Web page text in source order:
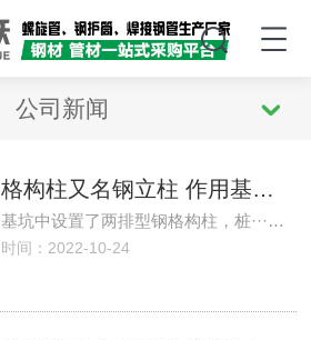
公司新闻
格构柱又名钢立柱 作用基坑支护 地铁支撑 广州格构柱生产加工厂家
基坑中设置了两排型钢格构柱，桩···…
时间：2022-10-24